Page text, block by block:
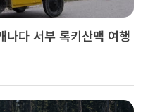
나다 서부 록키산맥 여행